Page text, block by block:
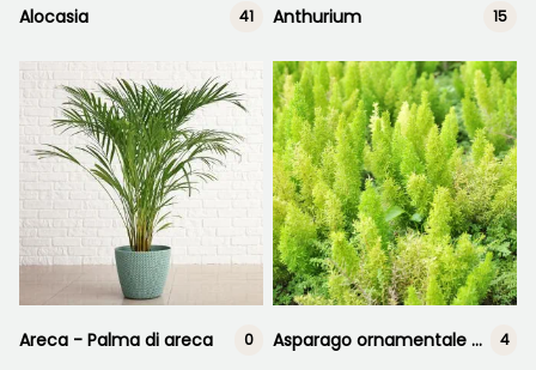
Alocasia 41 Anthurium 15
Areca - Palma di areca 0 Asparago ornamentale - Asparagus 4